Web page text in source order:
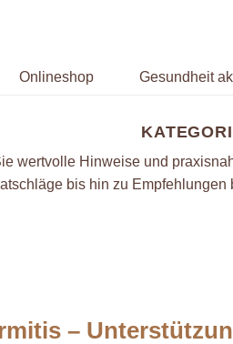
Onlineshop Gesundheit
wertvolle Hinweise und
bis hin zu
–